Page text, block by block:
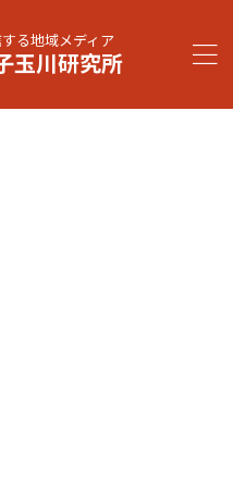
る地域メディア
玉川研究所